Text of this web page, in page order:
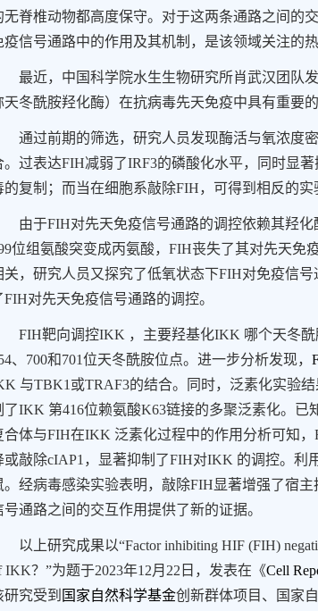
无脊椎动物都高度保守。对于这两条通路之间的
疫信号通路中的作用及其机制，是该领域关注的热
最近，中国科学院水生生物研究所肖武汉团队
天冬酰胺羟化酶）在抗病毒先天免疫中具有重要的
通过前期的筛选，研究人员发现酶活与氧浓度
。过表达FIH减弱了IRF3的磷酸化水平，同时显
的复制；而当在细胞系敲除FIH，可得到相反的实
由于FIH对先天免疫信号通路的调控依赖其羟
位组氨酸突变成丙氨酸， FIH丧失了其对先天免
关，研究人员又探究了低氧状态下FIH对免疫信号
FIH对先天免疫信号通路的调控。
FIH靶向调控IKK ，主要羟基化IKK 哪个天冬
、 700和701位天冬酰胺位点。进一步分析发现，
与TBK1 或TRAF3的结合。同时，泛素化实验结
了IKK 第416位赖氨酸K63链接的多聚泛素化。已
合体与FIH在IKK 泛素化过程中的作用分析可知，
或敲除cIAP1 ，显著抑制了FIH对IKK 的调控。利
。经病毒感染实验表明，敲除FIH显著增强了宿
号通路之间的交互作用提供了新的证据。
以上研究成果以“Factor inhibiting HIF (FIH)
IKK？ ”为题于2023年12月 22 日，发表在《Cell
研究受到 国家自然科学基金创新群体项目、国家